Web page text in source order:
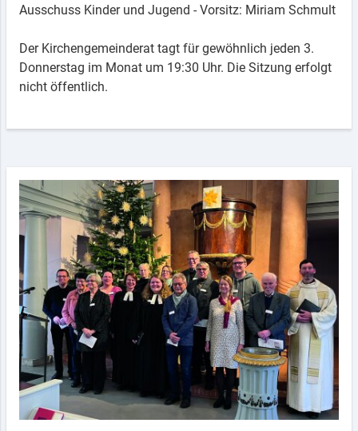
Ausschuss Kinder und Jugend - Vorsitz: Miriam Schmult
Der Kirchengemeinderat tagt für gewöhnlich jeden 3.
Donnerstag im Monat um 19:30 Uhr. Die Sitzung erfolgt
nicht öffentlich.